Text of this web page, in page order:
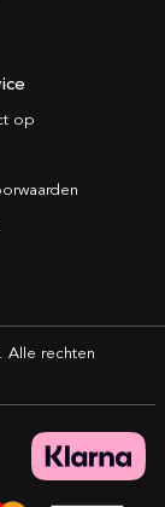
op
Alle rechten